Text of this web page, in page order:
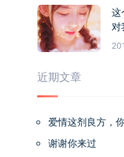
这
对
近期文章
爱情这剂良方，
谢谢你来过